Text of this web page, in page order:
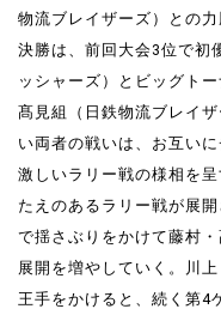
物流ブレイザーズ）との力
決勝は、前回大会3位で初
ッシャーズ）とビッグト
髙見組（日鉄物流ブレイ
い両者の戦いは、お互い
激しいラリー戦の様相を
たえのあるラリー戦が展
で揺さぶりをかけて藤村
展開を増やしていく。川
王手をかけると、続く第4